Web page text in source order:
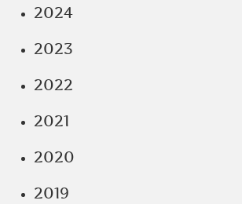
2024
2023
2022
2021
2020
2019